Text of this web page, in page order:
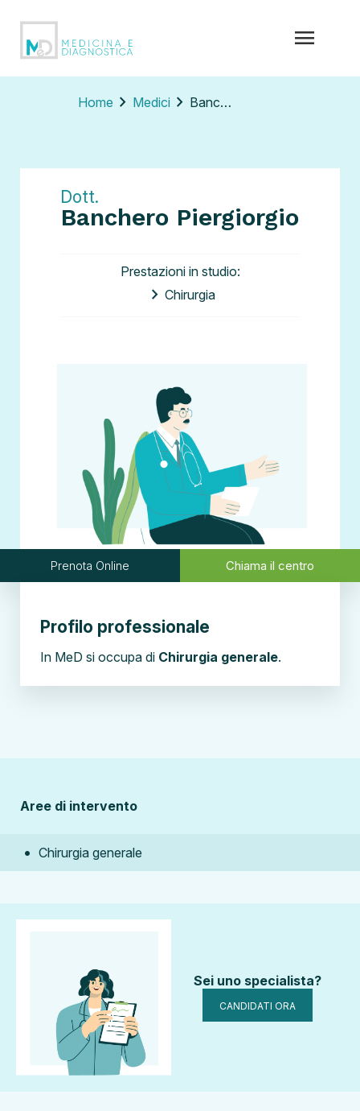
menu
Home chevron_right Medici chevron_right Banchero Piergiorgio
Dott.
Banchero Piergiorgio
Prestazioni in studio:
Chirurgia
Prenota Online Chiama il centro
Profilo professionale
In MeD si occupa di Chirurgia generale.
Aree di intervento
• Chirurgia generale
Sei uno specialista?
CANDIDATI ORA